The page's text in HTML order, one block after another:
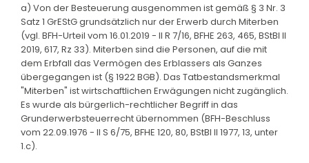
a) Von der Besteuerung ausgenommen ist gemäß § 3 Nr. 3
Satz 1 GrEStG grundsätzlich nur der Erwerb durch Miterben
(vgl. BFH-Urteil vom 16.01.2019 - II R 7/16, BFHE 263, 465, BStBl II
2019, 617, Rz 33). Miterben sind die Personen, auf die mit
dem Erbfall das Vermögen des Erblassers als Ganzes
übergegangen ist (§ 1922 BGB). Das Tatbestandsmerkmal
"Miterben" ist wirtschaftlichen Erwägungen nicht zugänglich.
Es wurde als bürgerlich-rechtlicher Begriff in das
Grunderwerbsteuerrecht übernommen (BFH-Beschluss
vom 22.09.1976 - II S 6/75, BFHE 120, 80, BStBl II 1977, 13, unter
1.c).